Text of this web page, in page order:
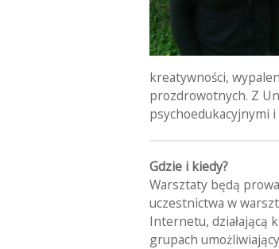
kreatywności,
prozdrowotnych. Z
psychoedukacyjnymi
Gdzie i kiedy?
Warsztaty będą
uczestnictwa w
Internetu, działającą
grupach